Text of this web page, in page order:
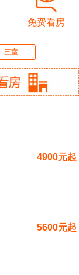
免费看房
三室
4900元起
5600元起